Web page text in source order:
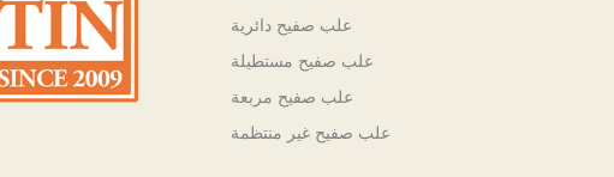
علب صفيح دائرية
علب صفيح مستطيلة
علب صفيح مربعة
علب صفيح غير منتظمة